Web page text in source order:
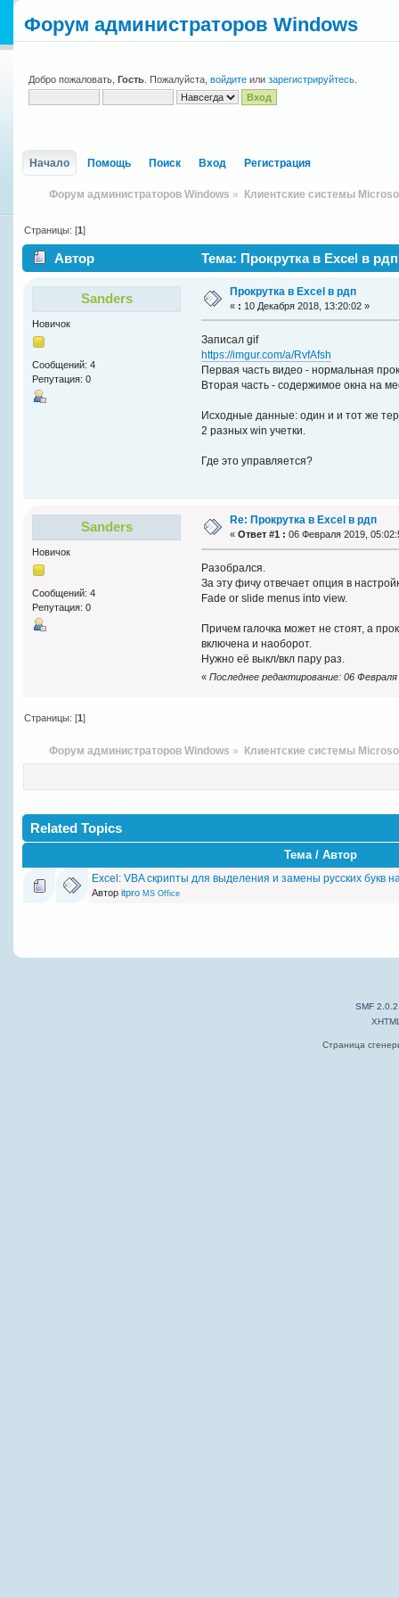
Форум администраторов Windows
Добро пожаловать, Гость . Пожалуйста, войдите или зарегистрируйтесь
Начало Помощь Поиск Вход Регистрация
Форум администраторов Windows » Клиентские системы
Страницы: [1]
Автор Тема: Прокрутка в Excel в
Sanders
Новичок
Сообщений: 4
Репутация: 0
Прокрутка в Excel в рдп
« : 10 Декабря 2018, 13:20:02 »
Записал gif
https://imgur.com/a/RvfAfsh
Первая часть видео - нормальная
Вторая часть - содержимое окна на
Исходные данные: один и и тот же
2 разных win учетки.
Где это управляется?
Sanders
Новичок
Сообщений: 4
Репутация: 0
Re: Прокрутка в Excel в рдп
« Ответ #1 : 06 Февраля 2019,
Разобрался.
За эту фичу отвечает опция в
Fade or slide menus into view.
Причем галочка может не стоят, а
включена и наоборот.
Нужно её выкл/вкл пару раз.
« Последнее редактирование: 06
Страницы: [1]
Форум администраторов Windows » Клиентские системы
Related Topics
Тема / Автор
Excel: VBA скрипты для выделения и замены русских букв
Автор itpro MS Office
SMF 2.0.2
Страница